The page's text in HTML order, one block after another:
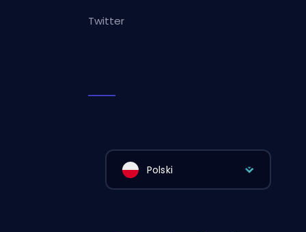
Twitter
Polski